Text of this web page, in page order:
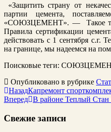
«Защитить страну от
партии цемента,
«СОЮЗЦЕМЕНТ». — Такое
Правила сертификации
действовать с 1 сентября с.г.
на границе, мы надеемся на
Поисковые теги:
Опубликовано в рубрике
НазадКапремонт
Вперед В районе Теплый Стан
Свежие записи